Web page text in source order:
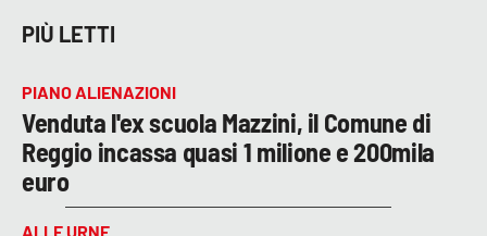
PIÙ LETTI
PIANO ALIENAZIONI
Venduta l'ex scuola Mazzini, il Comune di
Reggio incassa quasi 1 milione e 200mila
euro
ALLE URNE